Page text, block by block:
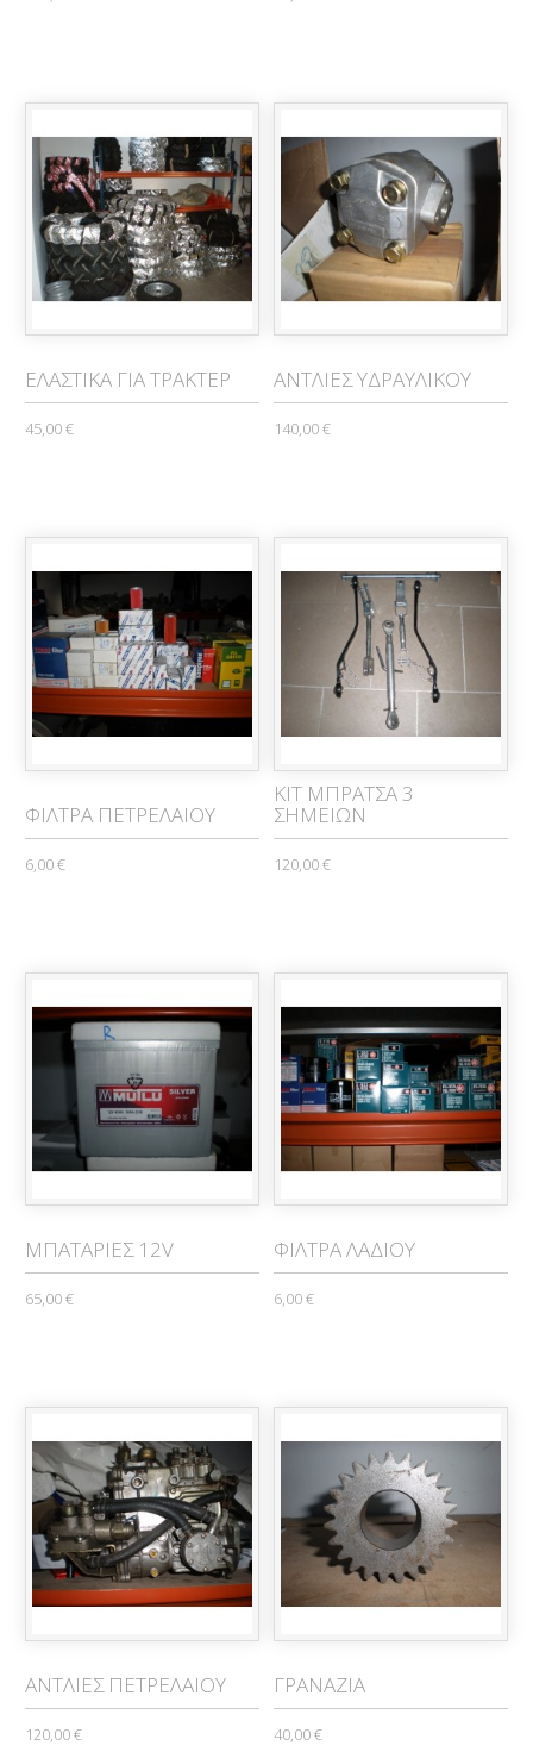
ΕΛΑΣΤΙΚΑ ΓΙΑ ΤΡΑΚΤΕΡ
45,00 €
ΑΝΤΛΙΕΣ ΥΔΡΑΥΛΙΚΟΥ
140,00 €
ΦΙΛΤΡΑ ΠΕΤΡΕΛΑΙΟΥ
6,00 €
KIT ΜΠΡΑΤΣΑ 3
ΣΗΜΕΙΩΝ
120,00 €
ΜΠΑΤΑΡΙΕΣ 12V
65,00 €
ΦΙΛΤΡΑ ΛΑΔΙΟΥ
6,00 €
ΑΝΤΛΙΕΣ ΠΕΤΡΕΛΑΙΟΥ
120,00 €
ΓΡΑΝΑΖΙΑ
40,00 €